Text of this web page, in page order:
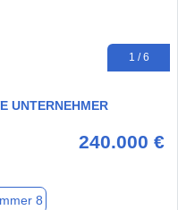
1 / 6
UNTERNEHMER
240.000 €
8